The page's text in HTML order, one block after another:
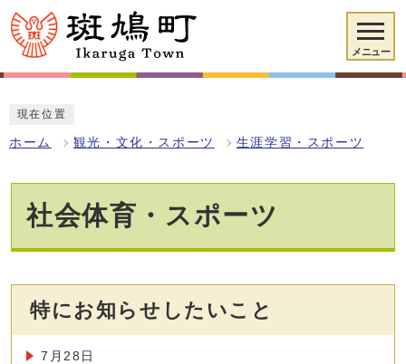
メニュー
現在位置
ホーム 観光・文化・スポーツ 生涯学習・スポーツ
社会体育・スポーツ
特にお知らせしたいこと
7月28日